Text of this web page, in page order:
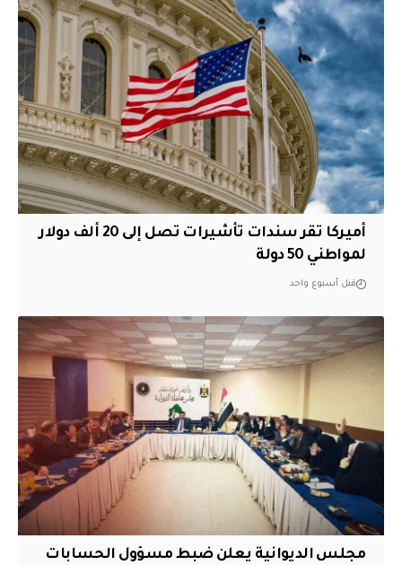
أميركا تقر سندات تأشيرات تصل إلى 20 ألف دولار
لمواطني 50 دولة
قبل أسبوع واحد
مجلس الديوانية يعلن ضبط مسؤول الحسابات